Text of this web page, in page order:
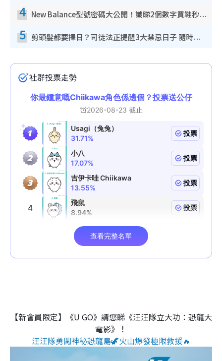
4 New Balance型號密碼大公開！識睇2個數字買鞋秒知功能免中伏 附5大熱門鞋款
5 剪頭髮都要擇日？司徒法正提醒3大禁忌日子 隨時剪走財運！呢日剪髮恐「剪壽命」？
【新會員限定】《U GO》請您睇《汪汪隊立大功：恐龍大
電影》！
汪汪隊勇闖神秘恐龍島🦖火山爆發極限救援🔥